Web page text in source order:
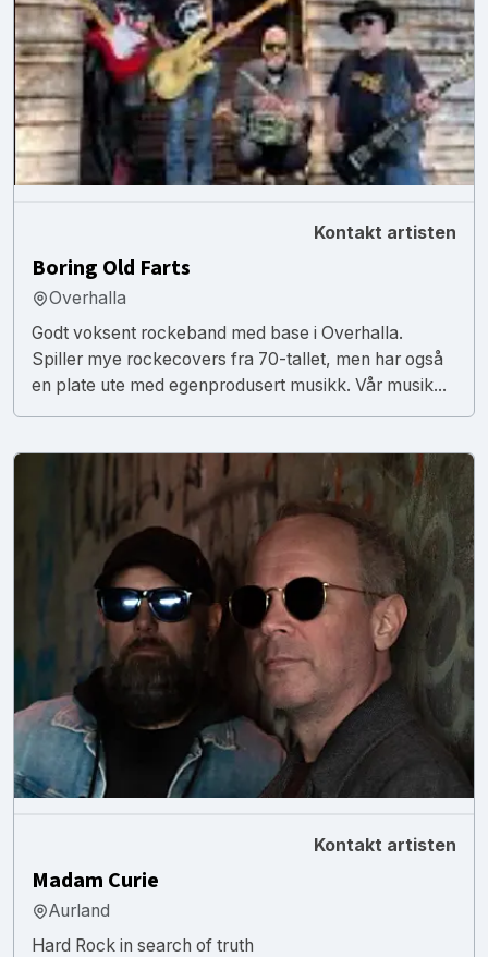
Kontakt artisten
Boring Old Farts
Overhalla
Godt voksent rockeband med base i Overhalla.
Spiller mye rockecovers fra 70-tallet, men har også
en plate ute med egenprodusert musikk. Vår musik...
Kontakt artisten
Madam Curie
Aurland
Hard Rock in search of truth